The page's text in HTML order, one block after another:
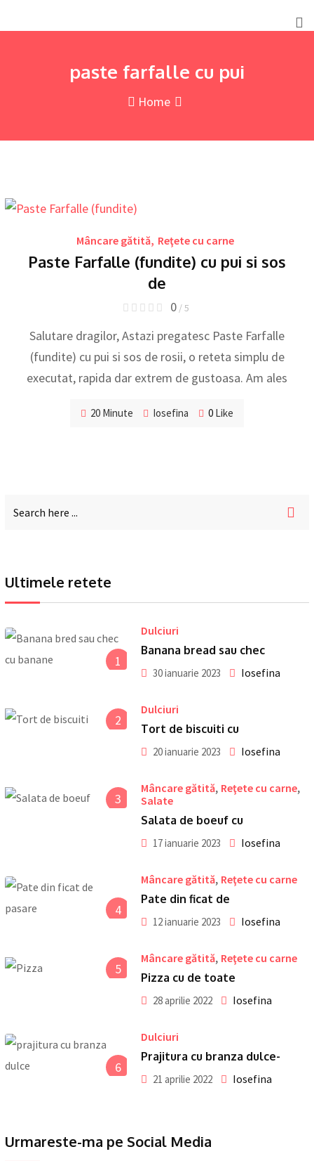
to
paste farfalle cu pui
Home
Mâncare gătită, Reţete cu carne
Paste Farfalle (fundite) cu pui si sos
de
0 / 5
Salutare dragilor, Astazi pregatesc Paste Farfalle
(fundite) cu pui si sos de rosii, o reteta simplu de
executat, rapida dar extrem de gustoasa. Am ales
20 Minute Iosefina 0 Like
Ultimele retete
1
Dulciuri
Banana bread sau chec
30 ianuarie 2023 Iosefina
2
Dulciuri
Tort de biscuiti cu
20 ianuarie 2023 Iosefina
3
Mâncare gătită, Reţete cu carne,
Salate
Salata de boeuf cu
17 ianuarie 2023 Iosefina
4
Mâncare gătită, Reţete cu carne
Pate din ficat de
12 ianuarie 2023 Iosefina
5
Mâncare gătită, Reţete cu carne
Pizza cu de toate
28 aprilie 2022 Iosefina
6
Dulciuri
Prajitura cu branza dulce-
21 aprilie 2022 Iosefina
Urmareste-ma pe Social Media